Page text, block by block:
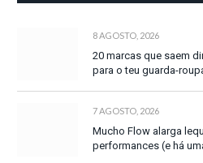
8 AGOSTO, 2026
20 marcas que saem
para o teu guarda-
7 AGOSTO, 2026
Mucho Flow alarga
performances (e há